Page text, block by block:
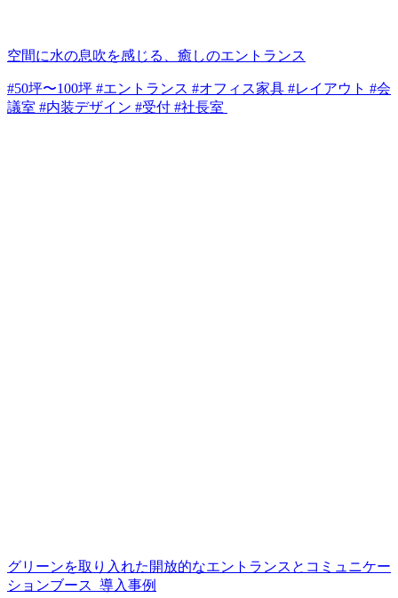
空間に水の息吹を感じる、癒しのエントランス
#50坪〜100坪 #エントランス #オフィス家具 #レイアウト #会
議室 #内装デザイン #受付 #社長室
グリーンを取り入れた開放的なエントランスとコミュニケー
ションブース_導入事例